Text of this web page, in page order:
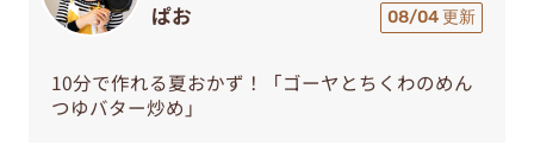
ぱお 08/04 更新
10分で作れる夏おかず！「ゴーヤとちくわのめん
つゆバター炒め」